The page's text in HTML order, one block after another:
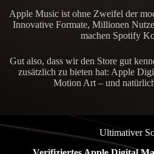
Apple Music ist ohne Zweifel der
Innovative Formate, Millionen
machen Spotify
Gut also, dass wir den Store gut
zusätzlich zu bieten hat: Apple
Motion Art – und
Ultimativer